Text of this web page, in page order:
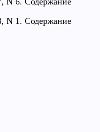
N 1. Содержание